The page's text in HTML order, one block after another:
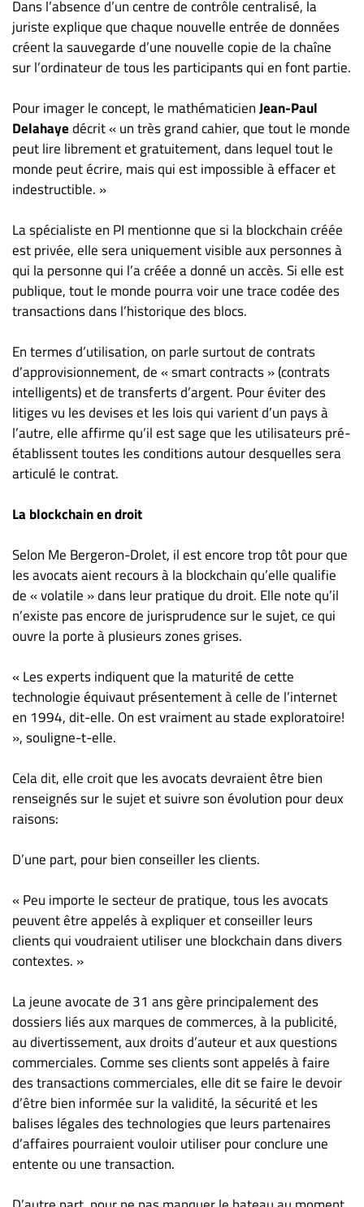
Dans l’absence d’un centre de contrôle centralisé, la
juriste explique que chaque nouvelle entrée de données
créent la sauvegarde d’une nouvelle copie de la chaîne
sur l’ordinateur de tous les participants qui en font partie.
Pour imager le concept, le mathématicienJean-Paul
Delahayedécrit « un très grand cahier, que tout le monde
peut lire librement et gratuitement, dans lequel tout le
monde peut écrire, mais qui est impossible à effacer et
indestructible. »
La spécialiste en PI mentionne que si la blockchain créée
est privée, elle sera uniquement visible aux personnes à
qui la personne qui l’a créée a donné un accès. Si elle est
publique, tout le monde pourra voir une trace codée des
transactions dans l’historique des blocs.
En termes d’utilisation, on parle surtout de contrats
d’approvisionnement, de « smart contracts » (contrats
intelligents) et de transferts d’argent. Pour éviter des
litiges vu les devises et les lois qui varient d’un pays à
l’autre, elle affirme qu’il est sage que les utilisateurs pré-
établissent toutes les conditions autour desquelles sera
articulé le contrat.
La blockchain en droit
Selon Me Bergeron-Drolet, il est encore trop tôt pour que
les avocats aient recours à la blockchain qu’elle qualifie
de « volatile » dans leur pratique du droit. Elle note qu’il
n’existe pas encore de jurisprudence sur le sujet, ce qui
ouvre la porte à plusieurs zones grises.
« Les experts indiquent que la maturité de cette
technologie équivaut présentement à celle de l’internet
en 1994, dit-elle. On est vraiment au stade exploratoire!
», souligne-t-elle.
Cela dit, elle croit que les avocats devraient être bien
renseignés sur le sujet et suivre son évolution pour deux
raisons:
D’une part, pour bien conseiller les clients.
« Peu importe le secteur de pratique, tous les avocats
peuvent être appelés à expliquer et conseiller leurs
clients qui voudraient utiliser une blockchain dans divers
contextes. »
La jeune avocate de 31 ans gère principalement des
dossiers liés aux marques de commerces, à la publicité,
au divertissement, aux droits d’auteur et aux questions
commerciales. Comme ses clients sont appelés à faire
des transactions commerciales, elle dit se faire le devoir
d’être bien informée sur la validité, la sécurité et les
balises légales des technologies que leurs partenaires
d’affaires pourraient vouloir utiliser pour conclure une
entente ou une transaction.